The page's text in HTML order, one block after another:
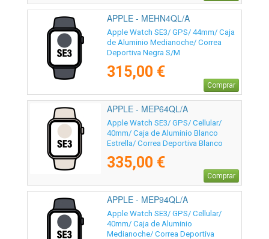
APPLE - MEHN4QL/A
Apple Watch SE3/ GPS/ 44mm/ Caja
de Aluminio Medianoche/ Correa
Deportiva Negra S/M
315,00 €
Comprar
APPLE - MEP64QL/A
Apple Watch SE3/ GPS/ Cellular/
40mm/ Caja de Aluminio Blanco
Estrella/ Correa Deportiva Blanco
335,00 €
Comprar
APPLE - MEP94QL/A
Apple Watch SE3/ GPS/ Cellular/
40mm/ Caja de Aluminio
Medianoche/ Correa Deportiva